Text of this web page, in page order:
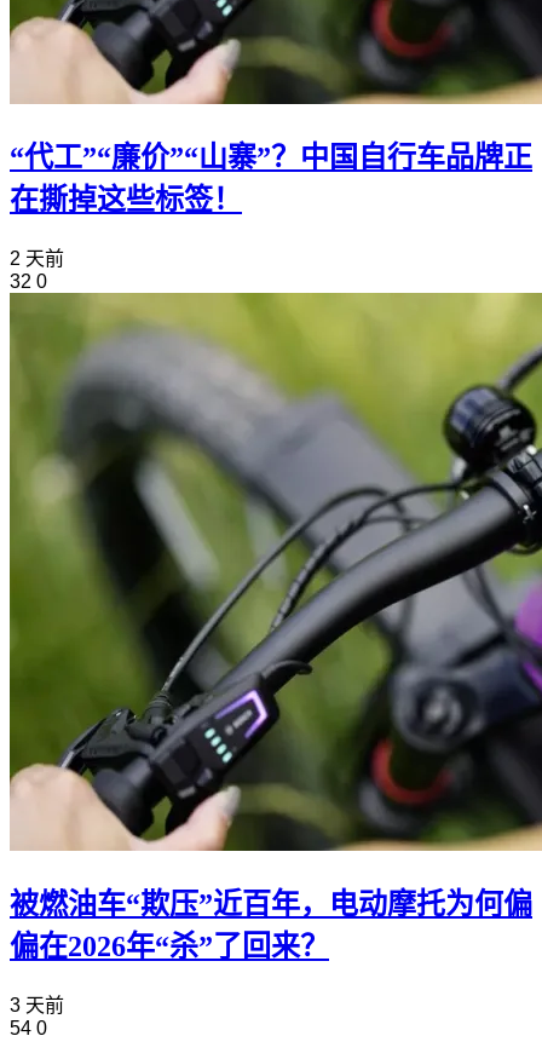
“代工”“廉价”“山寨”？中国自行车品牌正
在撕掉这些标签！
2 天前
32 0
被燃油车“欺压”近百年，电动摩托为何偏
偏在2026年“杀”了回来？
3 天前
54 0